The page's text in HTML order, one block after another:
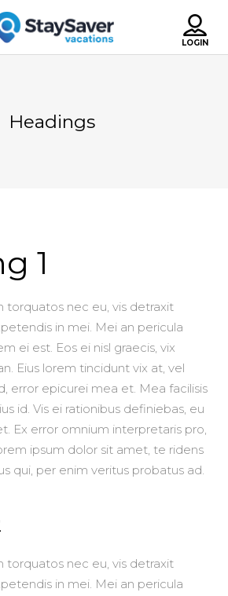
Headings
1
torquatos nec eu, vis detraxit
in mei. Mei an pericula
ei est. Eos ei nisl graecis, vix
Eius lorem tincidunt vix at, vel
error epicurei mea et. Mea facilisis
id. Vis ei rationibus definiebas, eu
Ex error omnium interpretaris pro,
ipsum dolor sit amet, te ridens
qui, per enim veritus probatus ad.
torquatos nec eu, vis detraxit
in mei. Mei an pericula